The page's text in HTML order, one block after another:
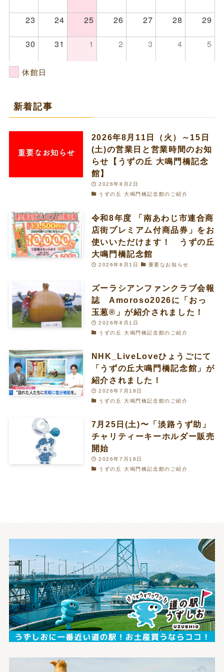
23
24 25 26 27 28
29
30
31 1 2 3 4 5
休館日
新着記事
2026年8月11日（火）～15日
(土)の営業日と営業時間のお知
らせ【うずの丘 大鳴門橋記念
館】
2026年8月2日
うずの丘 大鳴門橋記念館のご紹介
令和8年度 「南あわじ市連合商
店街プレミアム付商品券」をお
使いいただけます！ うずの丘
大鳴門橋記念館
2026年8月1日 重要なお知らせ
ズーラシアンファンクラブ会報
誌 Amoroso2026に「おっ
玉葱®︎」が紹介されました！
2026年8月1日
うずの丘 大鳴門橋記念館のご紹介
NHK_LiveLoveひょうごにて
「うずの丘大鳴門橋記念館」が
紹介されました！
2026年7月18日
うずの丘 大鳴門橋記念館のご紹介
7月25日(土)〜「淡路うず助」
チャリティーキーホルダー販売
開始
2026年7月18日
うずの丘 大鳴門橋記念館のご紹介